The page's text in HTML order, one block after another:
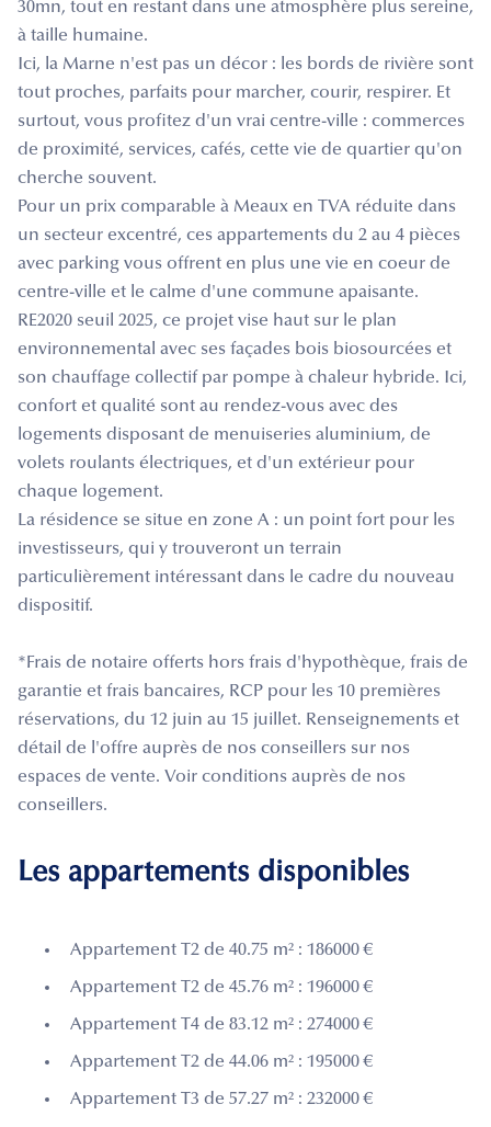
30mn, tout en restant dans une atmosphère plus sereine,
à taille humaine.
Ici, la Marne n'est pas un décor : les bords de rivière sont
tout proches, parfaits pour marcher, courir, respirer. Et
surtout, vous profitez d'un vrai centre-ville : commerces
de proximité, services, cafés, cette vie de quartier qu'on
cherche souvent.
Pour un prix comparable à Meaux en TVA réduite dans
un secteur excentré, ces appartements du 2 au 4 pièces
avec parking vous offrent en plus une vie en coeur de
centre-ville et le calme d'une commune apaisante.
RE2020 seuil 2025, ce projet vise haut sur le plan
environnemental avec ses façades bois biosourcées et
son chauffage collectif par pompe à chaleur hybride. Ici,
confort et qualité sont au rendez-vous avec des
logements disposant de menuiseries aluminium, de
volets roulants électriques, et d'un extérieur pour
chaque logement.
La résidence se situe en zone A : un point fort pour les
investisseurs, qui y trouveront un terrain
particulièrement intéressant dans le cadre du nouveau
dispositif.
*Frais de notaire offerts hors frais d'hypothèque, frais de
garantie et frais bancaires, RCP pour les 10 premières
réservations, du 12 juin au 15 juillet. Renseignements et
détail de l'offre auprès de nos conseillers sur nos
espaces de vente. Voir conditions auprès de nos
conseillers.
Les appartements disponibles
Appartement T2 de 40.75 m² : 186000 €
Appartement T2 de 45.76 m² : 196000 €
Appartement T4 de 83.12 m² : 274000 €
Appartement T2 de 44.06 m² : 195000 €
Appartement T3 de 57.27 m² : 232000 €